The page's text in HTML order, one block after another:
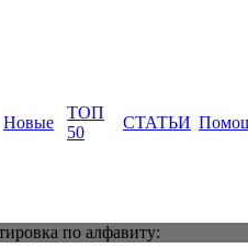
Новые
ТОП
50
СТАТЬИ
по алфавиту: